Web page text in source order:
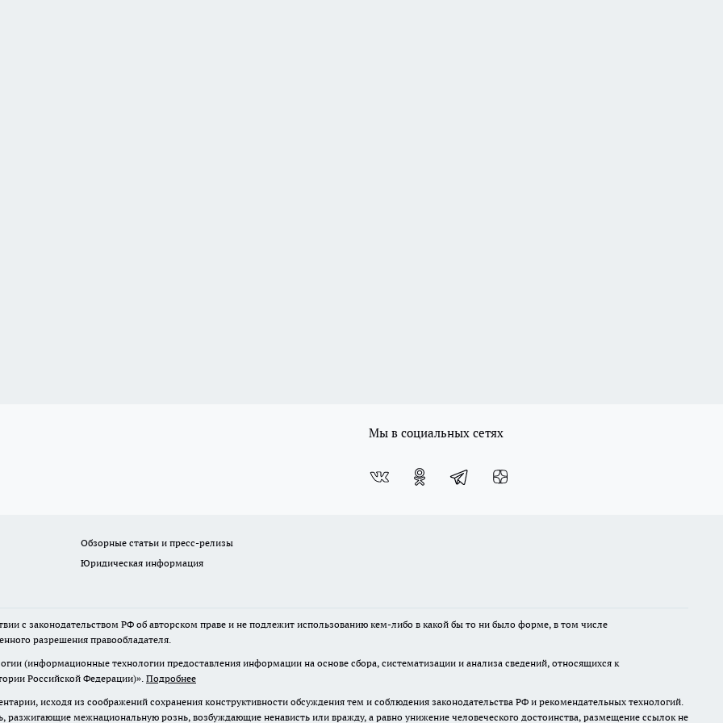
Мы в социальных сетях
Обзорные статьи и пресс-релизы
Юридическая информация
с законодательством РФ об авторском праве и не подлежит использованию кем-либо в какой бы то ни было форме, в том числе
разрешения правообладателя.
(информационные технологии предоставления информации на основе сбора, систематизации и анализа сведений, относящихся к
Российской Федерации)». Подробнее
исходя из соображений сохранения конструктивности обсуждения тем и соблюдения законодательства РФ и рекомендательных технологий.
межнациональную рознь, возбуждающие ненависть или вражду, а равно унижение человеческого достоинства, размещение ссылок не